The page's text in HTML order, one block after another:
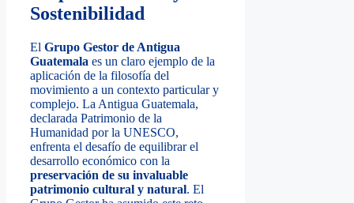
Sostenibilidad
El Grupo Gestor de Antigua
Guatemala es un claro ejemplo de la
aplicación de la filosofía del
movimiento a un contexto particular y
complejo. La Antigua Guatemala,
declarada Patrimonio de la
Humanidad por la UNESCO,
enfrenta el desafío de equilibrar el
desarrollo económico con la
preservación de su invaluable
patrimonio cultural y natural. El